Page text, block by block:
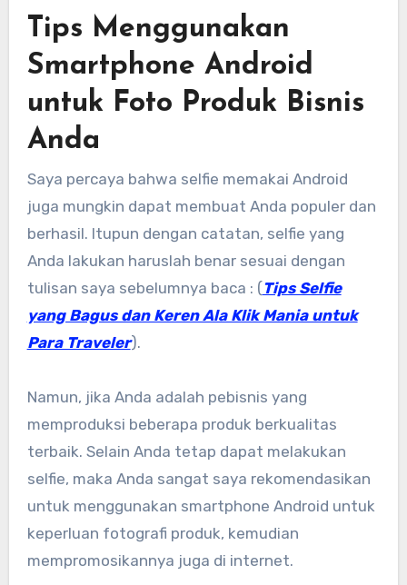
Tips Menggunakan
Smartphone Android
untuk Foto Produk Bisnis
Anda
Saya percaya bahwa selfie memakai Android
juga mungkin dapat membuat Anda populer dan
berhasil. Itupun dengan catatan, selfie yang
Anda lakukan haruslah benar sesuai dengan
tulisan saya sebelumnya baca : (Tips Selfie
yang Bagus dan Keren Ala Klik Mania untuk
Para Traveler).
Namun, jika Anda adalah pebisnis yang
memproduksi beberapa produk berkualitas
terbaik. Selain Anda tetap dapat melakukan
selfie, maka Anda sangat saya rekomendasikan
untuk menggunakan smartphone Android untuk
keperluan fotografi produk, kemudian
mempromosikannya juga di internet.